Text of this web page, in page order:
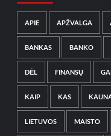
APIE APŽVALGA
BANKAS BANKO
DĖL FINANSŲ
KAIP KAS
LIETUVOS MAISTO